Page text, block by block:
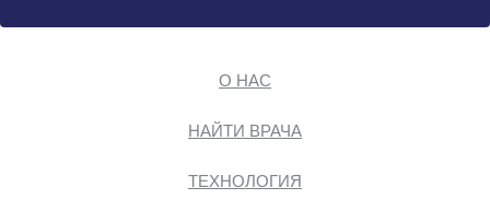
О НАС
НАЙТИ ВРАЧА
ТЕХНОЛОГИЯ